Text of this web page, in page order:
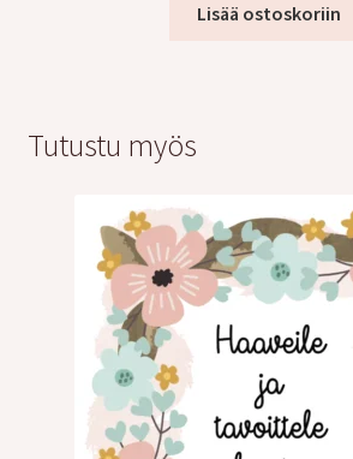
Lisää ostoskoriin
Tutustu myös